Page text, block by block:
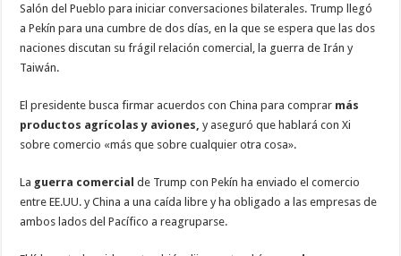
Salón del Pueblo para iniciar conversaciones bilaterales. Trump llegó
a Pekín para una cumbre de dos días, en la que se espera que las dos
naciones discutan su frágil relación comercial, la guerra de Irán y
Taiwán.
El presidente busca firmar acuerdos con China para comprar más
productos agrícolas y aviones, y aseguró que hablará con Xi
sobre comercio «más que sobre cualquier otra cosa».
La guerra comercial de Trump con Pekín ha enviado el comercio
entre EE.UU. y China a una caída libre y ha obligado a las empresas de
ambos lados del Pacífico a reagruparse.